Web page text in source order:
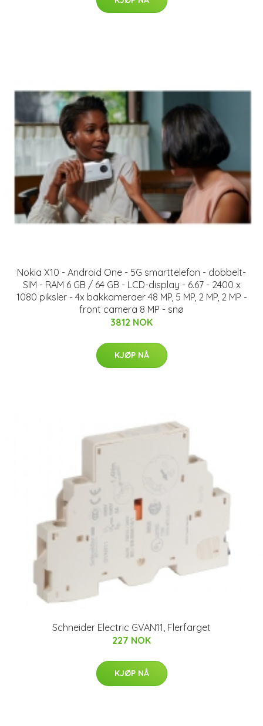
Nokia X10 - Android One - 5G smarttelefon - dobbelt-
SIM - RAM 6 GB / 64 GB - LCD-display - 6.67 - 2400 x
1080 piksler - 4x bakkameraer 48 MP, 5 MP, 2 MP, 2 MP -
front camera 8 MP - snø
3812 NOK
KJØP NÅ
Schneider Electric GVAN11, Flerfarget
227 NOK
KJØP NÅ